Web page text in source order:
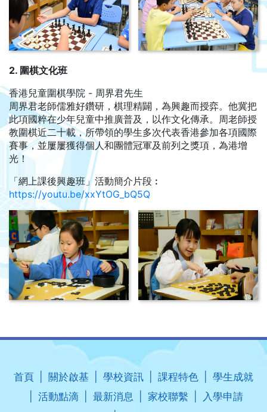
2. 圍棋文化班
香港兒童圍棋學院 - 周界君先生
周界君老師儒雅好鑽研，棋理精闢，為興趣而授弈。他冀把
此項國粹在少年兒童中推廣普及，以作文化傳承。周老師授
教圍棋近二十載，所帶領的學生多次代表香港參加各項國際
賽事，並屢屢獲得個人和團體冠軍及前列之獎項，為港增
光！
「網上課後興趣班」活動簡介片段︰
https://youtu.be/xxYtOG_bQ5Q
首頁 關於啟基 學校資訊 課程特色
學生成就
活動點滴
最新消息 家校聯繫
入學申請